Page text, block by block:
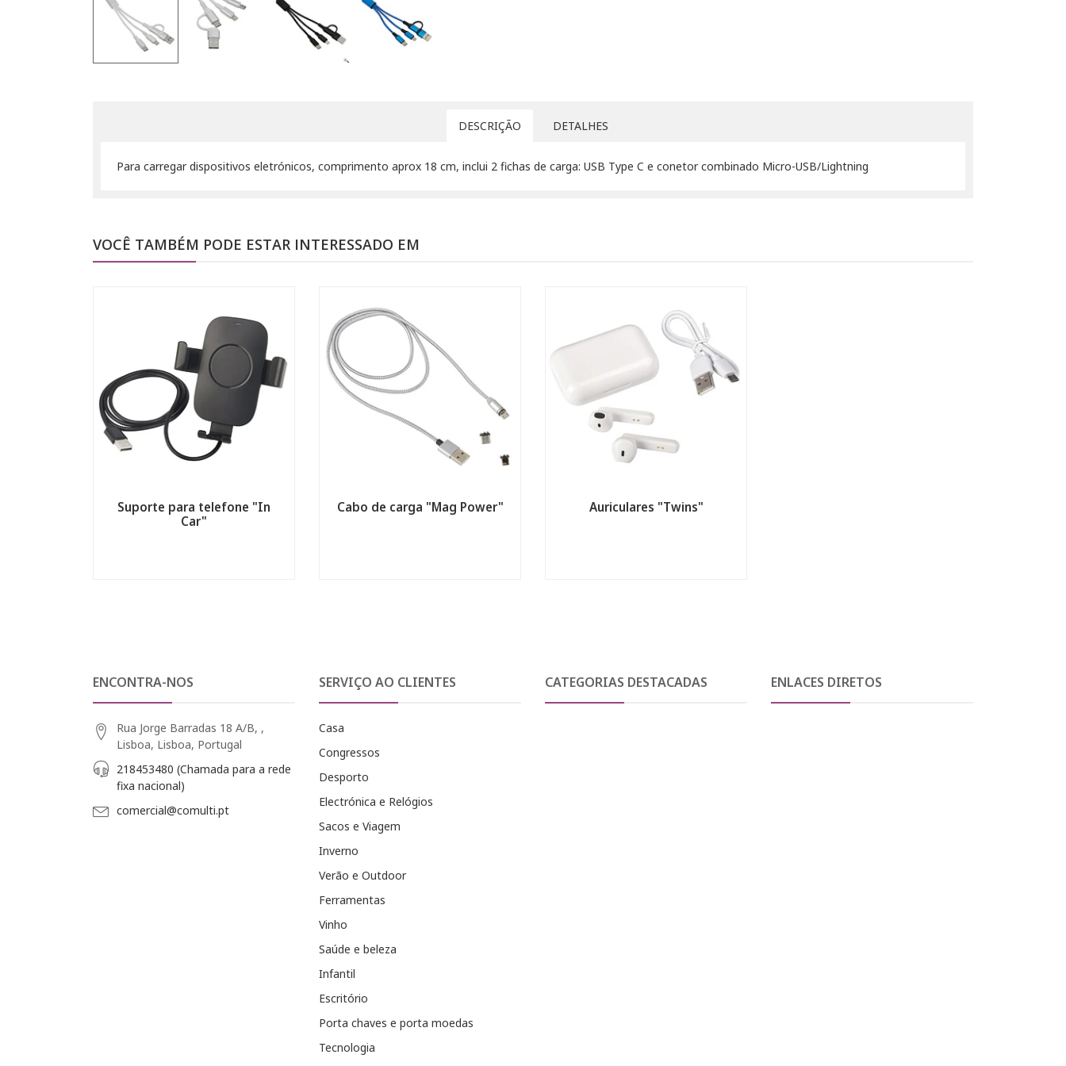
DESCRIÇÃO DETALHES
Para carregar dispositivos eletrónicos, comprimento aprox 18 cm, inclui 2 fichas de carga: USB Type C e conetor combinado Micro-USB/Lightning
VOCÊ TAMBÉM PODE ESTAR INTERESSADO EM
Suporte para telefone "In
Car"
Cabo de carga "Mag Power" Auriculares "Twins"
ENCONTRA-NOS
Rua Jorge Barradas 18 A/B, ,
Lisboa, Lisboa, Portugal
218453480 (Chamada para a rede
fixa nacional)
comercial@comulti.pt
SERVIÇO AO CLIENTES
Casa
Congressos
Desporto
Electrónica e Relógios
Sacos e Viagem
Inverno
Verão e Outdoor
Ferramentas
Vinho
Saúde e beleza
Infantil
Escritório
Porta chaves e porta moedas
Tecnologia
CATEGORIAS DESTACADAS ENLACES DIRETOS